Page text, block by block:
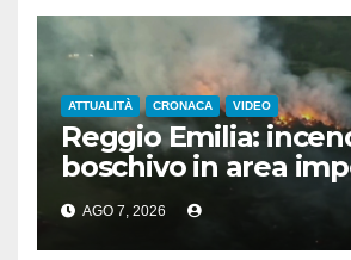
ATTUALITÀ CRONACA VIDEO
Reggio Emilia:
boschivo in area
Canossa
AGO 7, 2026